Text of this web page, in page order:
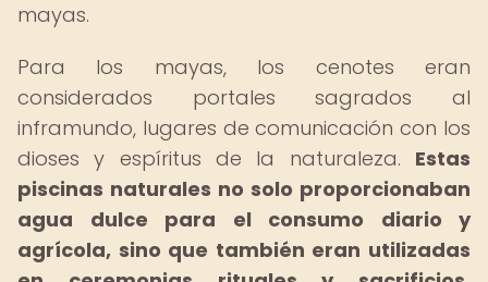
mayas.
Para los mayas, los cenotes eran
considerados portales sagrados al
inframundo, lugares de comunicación con los
dioses y espíritus de la naturaleza. Estas
piscinas naturales no solo proporcionaban
agua dulce para el consumo diario y
agrícola, sino que también eran utilizadas